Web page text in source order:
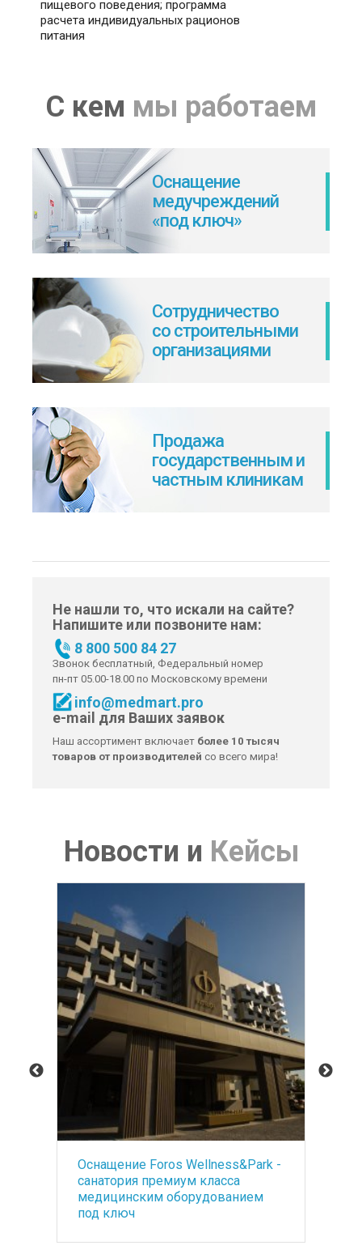
пищевого поведения; программа
расчета индивидуальных рационов
питания
С кем мы работаем
Оснащение
медучреждений
«под ключ»
Сотрудничество
со строительными
организациями
Продажа
государственным и
частным клиникам
Не нашли то, что искали на сайте?
Напишите или позвоните нам:
8 800 500 84 27
Звонок бесплатный, Федеральный номер
пн-пт 05.00-18.00 по Московскому времени
info@medmart.pro
e-mail для Ваших заявок
Наш ассортимент включает более 10 тысяч
товаров от производителей со всего мира!
Новости и Кейсы
Оснащение Foros Wellness&Park -
санатория премиум класса
медицинским оборудованием
под ключ